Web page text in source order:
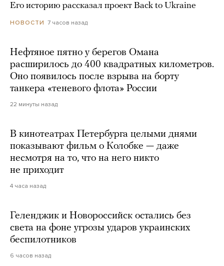
Его историю рассказал проект Back to Ukraine
НОВОСТИ 7 часов назад
Нефтяное пятно у берегов Омана
расширилось до 400 квадратных километров.
Оно появилось после взрыва на борту
танкера «теневого флота» России
22 минуты назад
В кинотеатрах Петербурга целыми днями
показывают фильм о Колобке — даже
несмотря на то, что на него никто
не приходит
4 часа назад
Геленджик и Новороссийск остались без
света на фоне угрозы ударов украинских
беспилотников
6 часов назад